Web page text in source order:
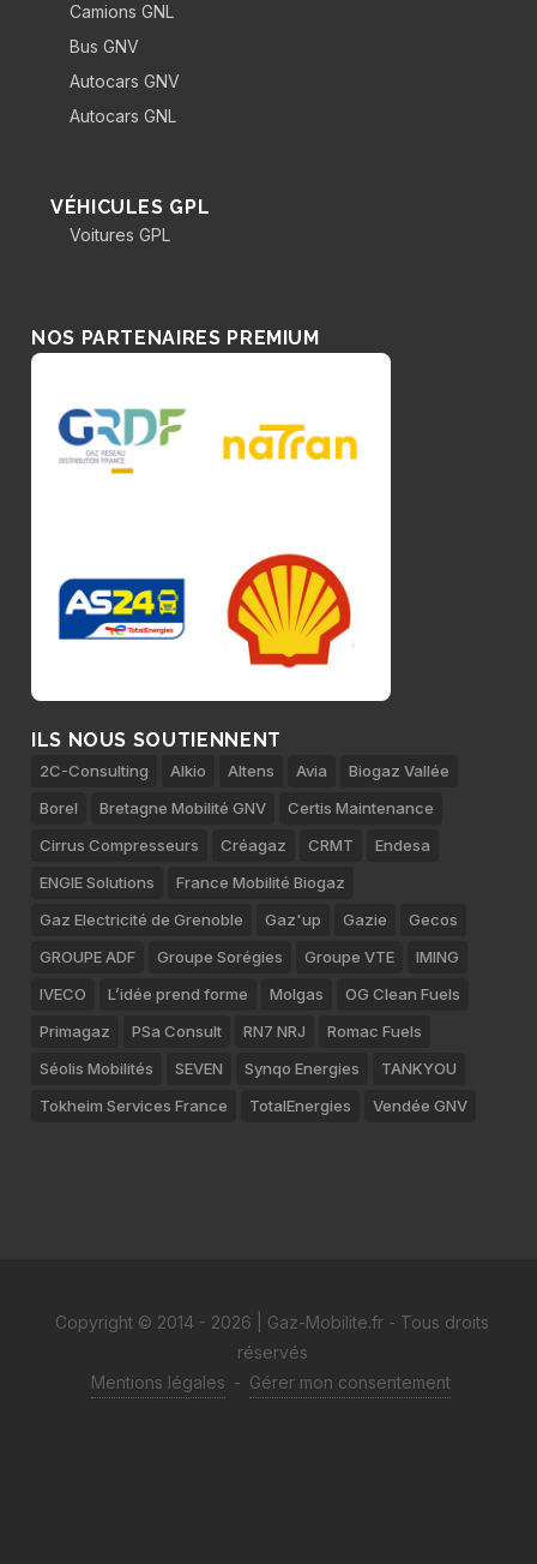
Camions GNL
Bus GNV
Autocars GNV
Autocars GNL
VÉHICULES GPL
Voitures GPL
NOS PARTENAIRES PREMIUM
ILS NOUS SOUTIENNENT
2C-Consulting Alkio Altens Avia
Biogaz Vallée
Borel
Bretagne Mobilité GNV
Certis Maintenance
Cirrus Compresseurs
Créagaz CRMT
Endesa
ENGIE Solutions
France Mobilité Biogaz
Gaz Electricité de Grenoble
Gaz'up Gazie
Gecos
GROUPE ADF
Groupe Sorégies Groupe VTE
IMING
IVECO
L’idée prend forme Molgas
OG Clean Fuels
Primagaz
PSa Consult RN7 NRJ
Romac Fuels
Séolis Mobilités
SEVEN Synqo Energies
TANKYOU
Tokheim Services France
TotalEnergies Vendée GNV
Copyright © 2014 - 2026 | Gaz-Mobilite.fr - Tous droits
réservés
Mentions légales - Gérer mon consentement